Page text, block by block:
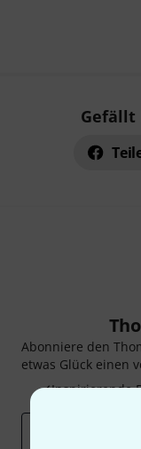
Gefällt
Abonniere den
etwas Glück einen
Inspirierende